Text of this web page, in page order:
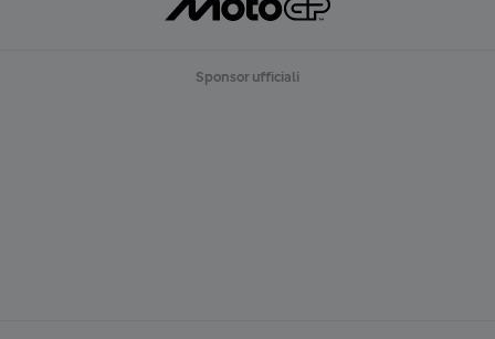
Sponsor ufficiali